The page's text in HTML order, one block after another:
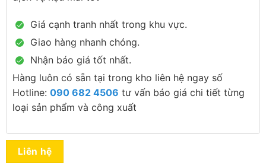
Giá cạnh tranh nhất trong khu vực.
Giao hàng nhanh chóng.
Nhận báo giá tốt nhất.
Hàng luôn có sẵn tại trong kho liên hệ ngay số
Hotline: 090 682 4506 tư vấn báo giá chi tiết từng
loại sản phẩm và công xuất
Liên hệ